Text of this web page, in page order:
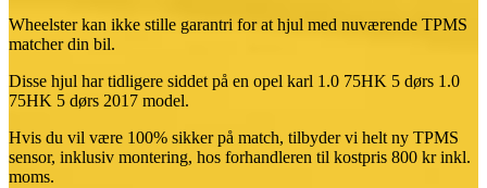
Wheelster kan ikke stille garantri for at hjul med nuværende TPMS
matcher din bil.
Disse hjul har tidligere siddet på en opel karl 1.0 75HK 5 dørs 1.0
75HK 5 dørs 2017 model.
Hvis du vil være 100% sikker på match, tilbyder vi helt ny TPMS
sensor, inklusiv montering, hos forhandleren til kostpris 800 kr inkl.
moms.